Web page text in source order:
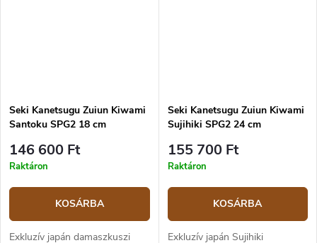
Seki Kanetsugu Zuiun Kiwami
Santoku SPG2 18 cm
146 600 Ft
Raktáron
KOSÁRBA
Exkluzív japán damaszkuszi
Seki Kanetsugu Zuiun Kiwami
Sujihiki SPG2 24 cm
155 700 Ft
Raktáron
KOSÁRBA
Exkluzív japán Sujihiki